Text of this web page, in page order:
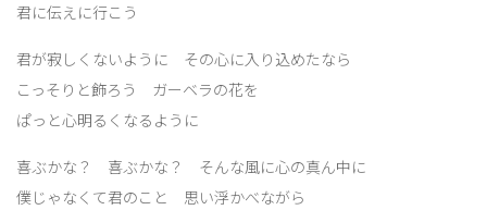
君に伝えに行こう
君が寂しくないように その心に入り込めたなら
こっそりと飾ろう ガーベラの花を
ぱっと心明るくなるように
喜ぶかな？ 喜ぶかな？ そんな風に心の真ん中に
僕じゃなくて君のこと 思い浮かべながら